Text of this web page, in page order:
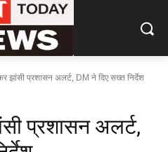
झांसी प्रशासन अलर्ट, DM ने दिए सख्त निर्देश
प्रशासन अलर्ट,